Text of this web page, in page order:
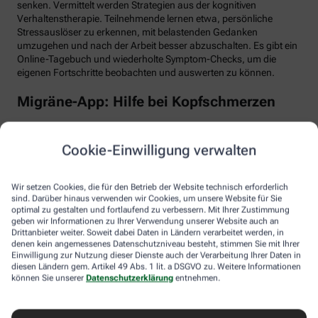
Cookie-Einwilligung verwalten
Wir setzen Cookies, die für den Betrieb der Website technisch erforderlich
sind. Darüber hinaus verwenden wir Cookies, um unsere Website für Sie
optimal zu gestalten und fortlaufend zu verbessern. Mit Ihrer Zustimmung
geben wir Informationen zu Ihrer Verwendung unserer Website auch an
Drittanbieter weiter. Soweit dabei Daten in Ländern verarbeitet werden, in
denen kein angemessenes Datenschutzniveau besteht, stimmen Sie mit Ihrer
Einwilligung zur Nutzung dieser Dienste auch der Verarbeitung Ihrer Daten in
diesen Ländern gem. Artikel 49 Abs. 1 lit. a DSGVO zu. Weitere Informationen
können Sie unserer Datenschutzerklärung entnehmen.
senken. Vermittelt werden Strategien aus der kognitiven
Verhaltenstherapie. Teilnehmende lernen etwa, persönliche
Stressauslöser zu erkennen, mit belastenden Gedanken
umzugehen und nach der Arbeit besser abzuschalten. Es gibt ein
Online-Tagebuch und wiederholte Symptom-Checks, um die
eigenen Fortschritte beobachten und auswerten zu können.
Migräne-App: Hilfe bei Kopfschmerzen
renommierten Schmerzklinik Kiel lässt sich übersichtlich
Das kann helfen, persönliche Muster zu erkennen und die
Attacken besser zu behandeln, etwa durch den optimalen
Einnahmezeitpunkt von Migräne-Medikamenten. Darüber hinaus
stellt die App viele nützliche Informationen zu Migräne bereit
sowie aktive Verfahren zur Entspannung und Stressbewältigung.
Aimo gesund bewegt: Digitaler Personal
Trainer